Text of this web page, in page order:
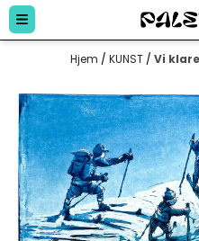
Hopp til innhold
Hjem / KUNST / Vi